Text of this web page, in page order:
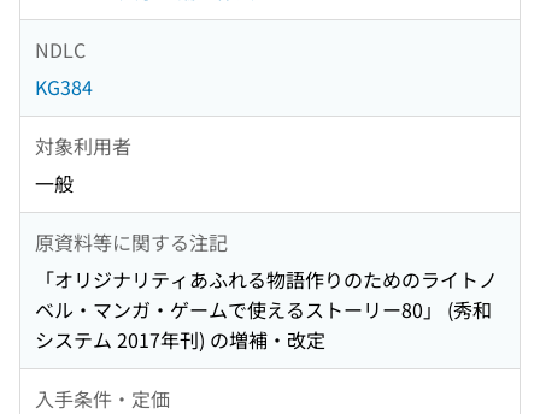
NDLC
KG384
対象利用者
一般
原資料等に関する注記
「オリジナリティあふれる物語作りのためのライトノ
ベル・マンガ・ゲームで使えるストーリー80」 (秀和
システム 2017年刊) の増補・改定
入手条件・定価